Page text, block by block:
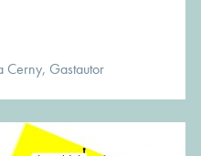
Cerny, Gastautor